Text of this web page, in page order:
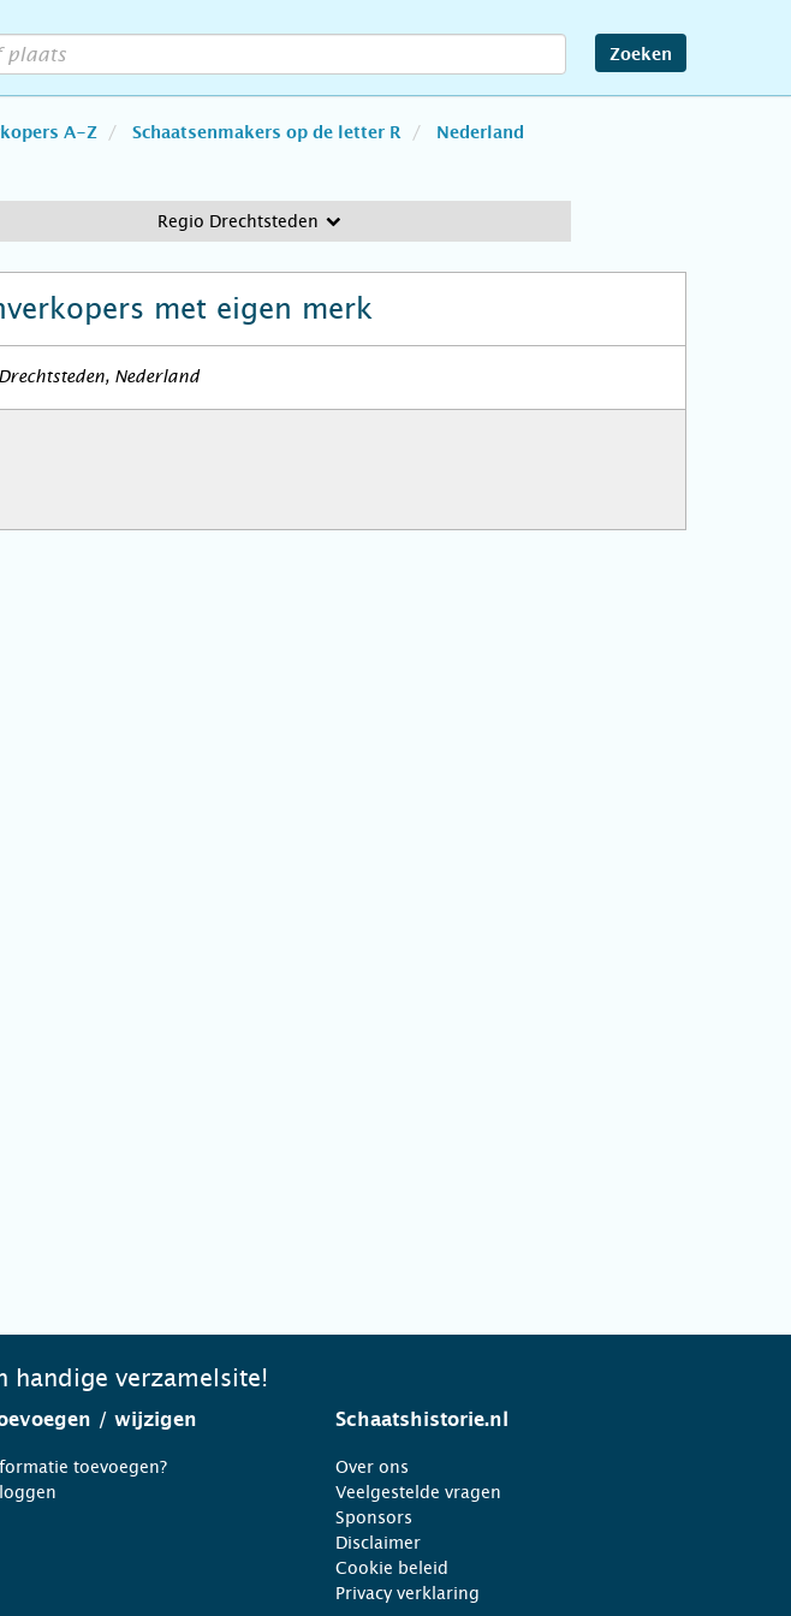
Zoeken
A-Z Schaatsenmakers op de letter R
Nederland
Regio Drechtsteden
met eigen merk
Nederland
handige verzamelsite!
/ wijzigen
toevoegen?
Schaatshistorie.nl
Over ons
Veelgestelde vragen
Sponsors
Disclaimer
Cookie beleid
Privacy verklaring